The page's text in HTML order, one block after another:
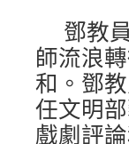
鄧教
師流浪
和。鄧
任文明
戲劇評